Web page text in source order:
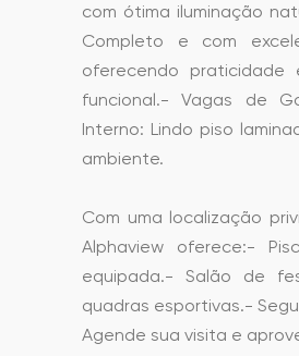
com ótima iluminação
Completo e com
oferecendo praticidade
funcional.- Vagas de
Interno: Lindo piso
ambiente.
Com uma localização
Alphaview oferece:-
equipada.- Salão de
quadras esportivas.-
Agende sua visita e